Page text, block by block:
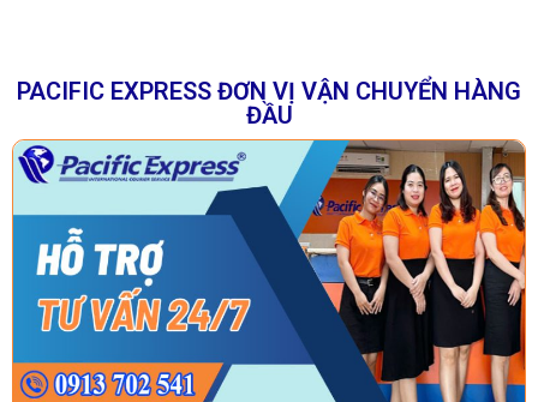
PACIFIC EXPRESS ĐƠN VỊ VẬN CHUYỂN HÀNG
ĐẦU